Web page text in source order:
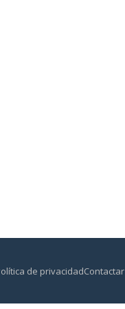
de privacidadContactar